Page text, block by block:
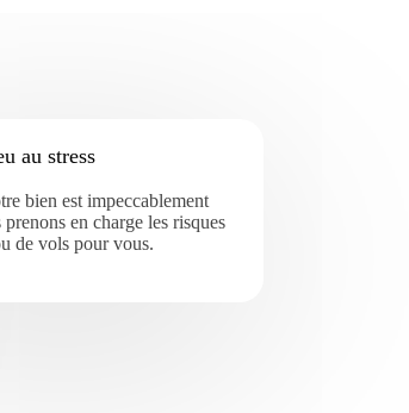
au stress
bien est impeccablement
en charge les risques
de vols pour vous.